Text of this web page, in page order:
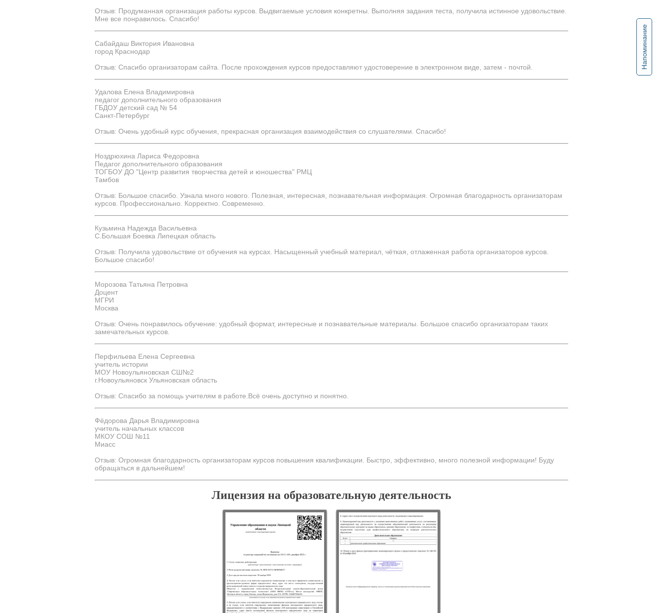
Напоминание
Отзыв: Продуманная организация работы курсов. Выдвигаемые условия конкретны. Выполняя задания теста, получила истинное удовольствие.
Мне все понравилось. Спасибо!
Сабайдаш Виктория Ивановна
город Краснодар
Отзыв: Спасибо организаторам сайта. После прохождения курсов предоставляют удостоверение в электронном виде, затем - почтой.
Удалова Елена Владимировна
педагог дополнительного образования
ГБДОУ детский сад № 54
Санкт-Петербург
Отзыв: Очень удобный курс обучения, прекрасная организация взаимодействия со слушателями. Спасибо!
Ноздрюхина Лариса Федоровна
Педагог дополнительного образования
ТОГБОУ ДО "Центр развития творчества детей и юношества" РМЦ
Тамбов
Отзыв: Большое спасибо. Узнала много нового. Полезная, интересная, познавательная информация. Огромная благодарность организаторам
курсов. Профессионально. Корректно. Современно.
Кузьмина Надежда Васильевна
С.Большая Боевка Липецкая область
Отзыв: Получила удовольствие от обучения на курсах. Насыщенный учебный материал, чёткая, отлаженная работа организаторов курсов.
Большое спасибо!
Морозова Татьяна Петровна
Доцент
МГРИ
Москва
Отзыв: Очень понравилось обучение: удобный формат, интересные и познавательные материалы. Большое спасибо организаторам таких
замечательных курсов.
Перфильева Елена Сергеевна
учитель истории
МОУ Новоульяновская СШ№2
г.Новоульяновск Ульяновская область
Отзыв: Спасибо за помощь учителям в работе.Всё очень доступно и понятно.
Фёдорова Дарья Владимировна
учитель начальных классов
МКОУ СОШ №11
Миасс
Отзыв: Огромная благодарность организаторам курсов повышения квалификации. Быстро, эффективно, много полезной информации! Буду
обращаться в дальнейшем!
Лицензия на образовательную деятельность